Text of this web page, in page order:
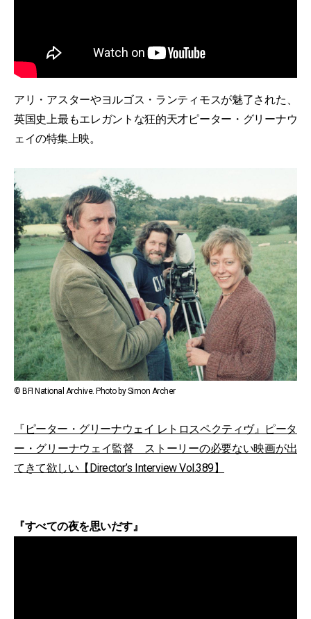
アリ・アスターやヨルゴス・ランティモスが魅了された、
英国史上最もエレガントな狂的天才ピーター・グリーナウ
ェイの特集上映。
© BFI National Archive. Photo by Simon Archer
『ピーター・グリーナウェイ レトロスペクティヴ』ピータ
ー・グリーナウェイ監督 ストーリーの必要ない映画が出
てきて欲しい【Director’s Interview Vol.389】
『すべての夜を思いだす』